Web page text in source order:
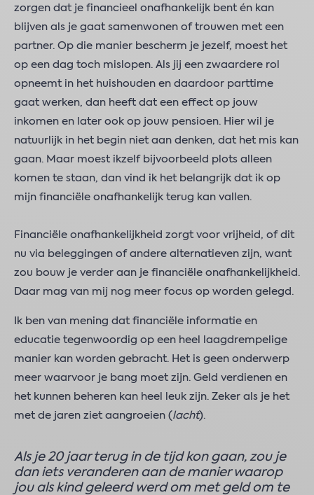
zorgen dat je financieel onafhankelijk bent én kan
blijven als je gaat samenwonen of trouwen met een
partner. Op die manier bescherm je jezelf, moest het
op een dag toch mislopen. Als jij een zwaardere rol
opneemt in het huishouden en daardoor parttime
gaat werken, dan heeft dat een effect op jouw
inkomen en later ook op jouw pensioen. Hier wil je
natuurlijk in het begin niet aan denken, dat het mis kan
gaan. Maar moest ikzelf bijvoorbeeld plots alleen
komen te staan, dan vind ik het belangrijk dat ik op
mijn financiële onafhankelijk terug kan vallen.
Financiële onafhankelijkheid zorgt voor vrijheid, of dit
nu via beleggingen of andere alternatieven zijn, want
zou bouw je verder aan je financiële onafhankelijkheid.
Daar mag van mij nog meer focus op worden gelegd.
Ik ben van mening dat financiële informatie en
educatie tegenwoordig op een heel laagdrempelige
manier kan worden gebracht. Het is geen onderwerp
meer waarvoor je bang moet zijn. Geld verdienen en
het kunnen beheren kan heel leuk zijn. Zeker als je het
met de jaren ziet aangroeien ( lacht).
Als je 20 jaar terug in de tijd kon gaan, zou je
dan iets veranderen aan de manier waarop
jou als kind geleerd werd om met geld om te